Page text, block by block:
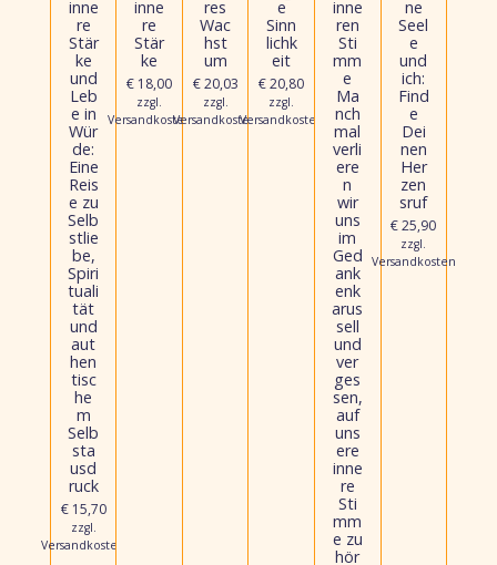
inne
re
Stär
ke
und
Leb
e in
Wür
de:
Eine
Reis
e zu
Selb
stlie
be,
Spiri
tuali
tät
und
aut
hen
tisc
he
m
Selb
sta
usd
ruck
€ 15,70
zzgl.
Versandkosten
inne
re
Stär
ke
€ 18,00
zzgl.
Versandkosten
res
Wac
hst
um
€ 20,03
zzgl.
Versandkosten
e
Sinn
lichk
eit
€ 20,80
zzgl.
Versandkosten
inne
ren
Sti
mm
e
Ma
nch
mal
verli
ere
n
wir
uns
im
Ged
ank
enk
arus
sell
und
ver
ges
sen,
auf
uns
ere
inne
re
Sti
mm
e zu
hör
ne
Seel
e
und
ich:
Find
e
Dei
nen
Her
zen
sruf
€ 25,90
zzgl.
Versandkosten